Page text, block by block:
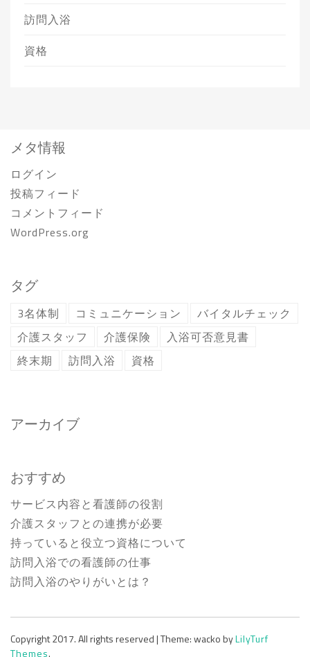
訪問入浴
資格
メタ情報
ログイン
投稿フィード
コメントフィード
WordPress.org
タグ
3名体制 コミュニケーション
バイタルチェック
介護スタッフ
介護保険
入浴可否意見書
終末期
訪問入浴 資格
アーカイブ
おすすめ
サービス内容と看護師の役割
介護スタッフとの連携が必要
持っていると役立つ資格について
訪問入浴での看護師の仕事
訪問入浴のやりがいとは？
Copyright 2017. All rights reserved|Theme: wacko byLilyTurf
Themes.